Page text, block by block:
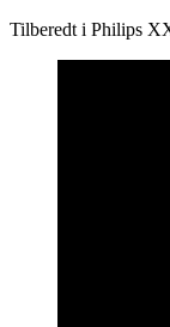
Tilberedt i Philips